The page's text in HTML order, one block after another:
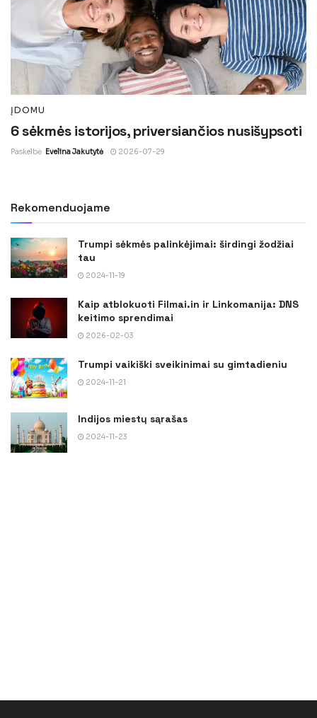
ĮDOMU
6 sėkmės istorijos, priversiančios nusišypsoti
Paskelbė Evelina Jakutytė 2026-07-29
Rekomenduojame
Trumpi sėkmės palinkėjimai: širdingi žodžiai
tau
2024-11-19
Kaip atblokuoti Filmai.in ir Linkomanija: DNS
keitimo sprendimai
2026-02-03
Trumpi vaikiški sveikinimai su gimtadieniu
2024-11-21
Indijos miestų sąrašas
2024-11-23